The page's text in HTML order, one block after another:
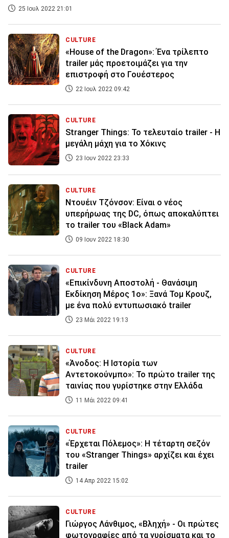
25 Ιουλ 2022 21:01
CULTURE
«House of the Dragon»: Ένα τρίλεπτο
trailer μάς προετοιμάζει για την
επιστροφή στο Γουέστερος
22 Ιουλ 2022 09:42
CULTURE
Stranger Things: Το τελευταίο trailer - Η
μεγάλη μάχη για το Χόκινς
23 Ιουν 2022 23:33
CULTURE
Ντουέιν Τζόνσον: Είναι ο νέος
υπερήρωας της DC, όπως αποκαλύπτει
το trailer του «Black Adam»
09 Ιουν 2022 18:30
CULTURE
«Επικίνδυνη Αποστολή - Θανάσιμη
Εκδίκηση Μέρος 1ο»: Ξανά Τομ Κρουζ,
με ένα πολύ εντυπωσιακό trailer
23 Μάι 2022 19:13
CULTURE
«Άνοδος: Η Ιστορία των
Αντετοκούνμπο»: Το πρώτο trailer της
ταινίας που γυρίστηκε στην Ελλάδα
11 Μάι 2022 09:41
CULTURE
«Έρχεται Πόλεμος»: Η τέταρτη σεζόν
του «Stranger Things» αρχίζει και έχει
trailer
14 Απρ 2022 15:02
CULTURE
Γιώργος Λάνθιμος, «Βληχή» - Οι πρώτες
φωτογραφίες από τα γυρίσματα και το